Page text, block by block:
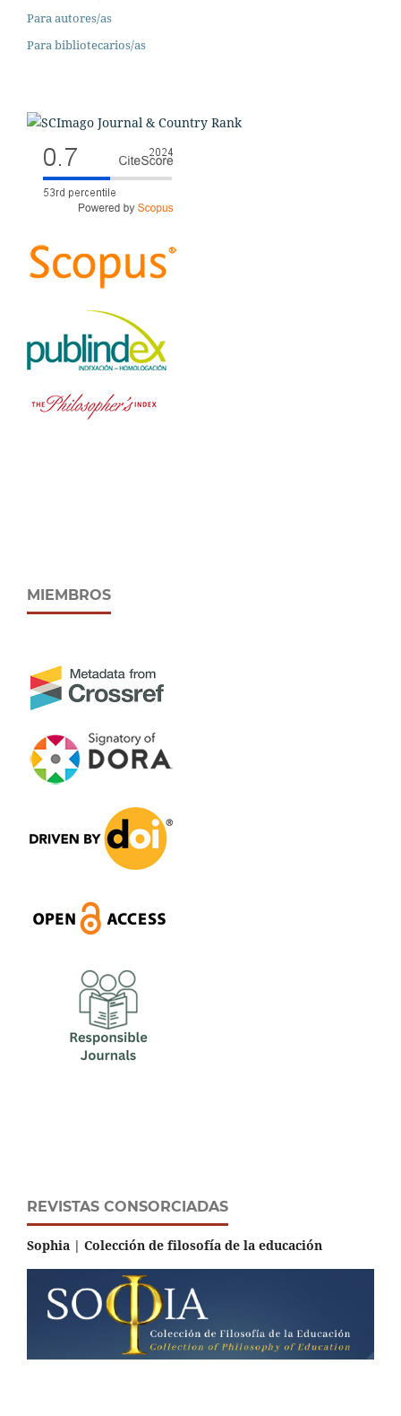
Para autores/as
Para bibliotecarios/as
MIEMBROS
REVISTAS CONSORCIADAS
Sophia | Colección de filosofía de la educación